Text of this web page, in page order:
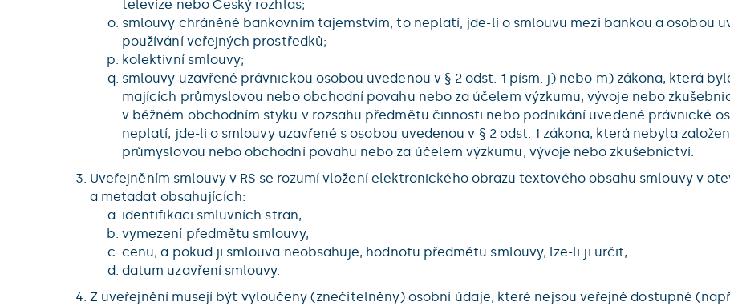
televize nebo Český rozhlas;
smlouvy chráněné bankovním tajemstvím; to neplatí, jde-li o smlouvu mezi bankou a osobou
používání veřejných prostředků;
kolektivní smlouvy;
smlouvy uzavřené právnickou osobou uvedenou v § 2 odst. 1 písm. j) nebo m) zákona, která
majících průmyslovou nebo obchodní povahu nebo za účelem výzkumu, vývoje nebo
v běžném obchodním styku v rozsahu předmětu činnosti nebo podnikání uvedené právnické
neplatí, jde-li o smlouvy uzavřené s osobou uvedenou v § 2 odst. 1 zákona, která nebyla
průmyslovou nebo obchodní povahu nebo za účelem výzkumu, vývoje nebo zkušebnictví.
Uveřejněním smlouvy v RS se rozumí vložení elektronického obrazu textového obsahu smlouvy v
a metadat obsahujících:
identifikaci smluvních stran,
vymezení předmětu smlouvy,
cenu, a pokud ji smlouva neobsahuje, hodnotu předmětu smlouvy, lze-li ji určit,
datum uzavření smlouvy.
Z uveřejnění musejí být vyloučeny (znečitelněny) osobní údaje, které nejsou veřejně dostupné